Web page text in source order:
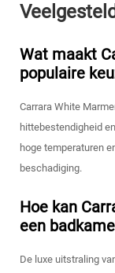
Wat maakt
populaire
Carrara White
hittebestendigheid
hoge temperaturen
beschadiging.
Hoe kan
een
De luxe uitstraling